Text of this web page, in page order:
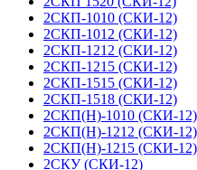
2СКП-1010 (СКИ-12)
2СКП-1012 (СКИ-12)
2СКП-1212 (СКИ-12)
2СКП-1215 (СКИ-12)
2СКП-1515 (СКИ-12)
2СКП-1518 (СКИ-12)
2СКП(Н)-1010 (СКИ-12)
2СКП(Н)-1212 (СКИ-12)
2СКП(Н)-1215 (СКИ-12)
2СКУ (СКИ-12)